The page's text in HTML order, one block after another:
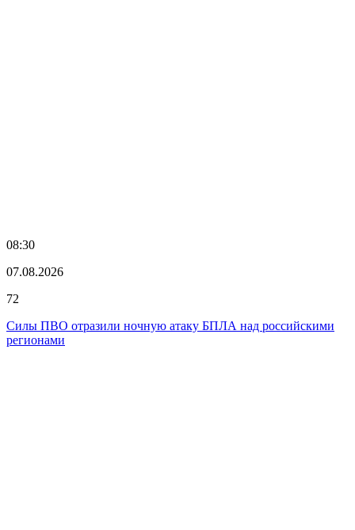
08:30
07.08.2026
72
Силы ПВО отразили ночную атаку БПЛА над российскими
регионами